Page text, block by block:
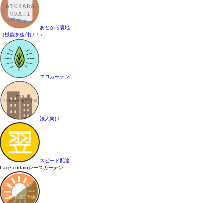
あとから裏地
（機能を後付け！）
エコカーテン
法人向け
スピード配達
Lace curtainレースカーテン